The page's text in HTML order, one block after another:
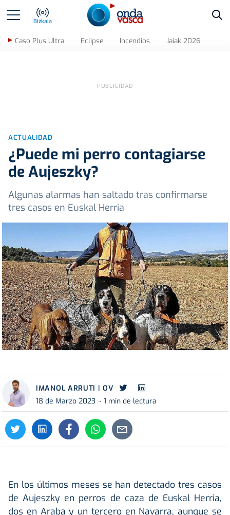
Bizkaia
Caso Plus Ultra Eclipse Incendios Jaiak 2026
ACTUALIDAD
¿Puede mi perro contagiarse
de Aujeszky?
Algunas alarmas han saltado tras confirmarse
tres casos en Euskal Herria
IMANOL ARRUTI | OV
18 de Marzo 2023
1 min de lectura
En los últimos meses se han detectado tres casos
de Aujeszky en perros de caza de Euskal Herria,
dos en Araba y un tercero en Navarra, aunque se